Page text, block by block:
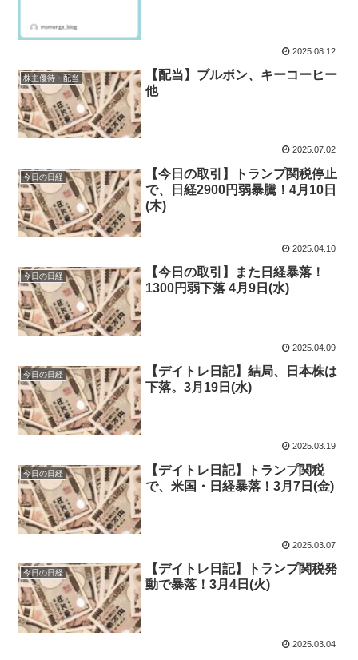
2025.08.12
株主優待・配当
【配当】ブルボン、キーコーヒー
他
2025.07.02
今日の日経
【今日の取引】トランプ関税停止
で、日経2900円弱暴騰！4月10日
(木)
2025.04.10
今日の日経
【今日の取引】また日経暴落！
1300円弱下落 4月9日(水)
2025.04.09
今日の日経
【デイトレ日記】結局、日本株は
下落。3月19日(水)
2025.03.19
今日の日経
【デイトレ日記】トランプ関税
で、米国・日経暴落！3月7日(金)
2025.03.07
今日の日経
【デイトレ日記】トランプ関税発
動で暴落！3月4日(火)
2025.03.04